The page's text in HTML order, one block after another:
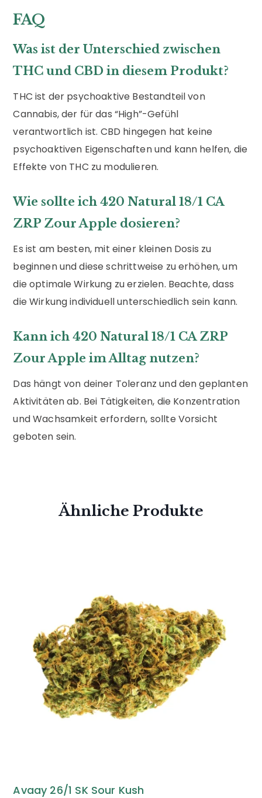
FAQ
Was ist der Unterschied zwischen
THC und CBD in diesem Produkt?
THC ist der psychoaktive Bestandteil von
Cannabis, der für das “High”-Gefühl
verantwortlich ist. CBD hingegen hat keine
psychoaktiven Eigenschaften und kann helfen, die
Effekte von THC zu modulieren.
Wie sollte ich 420 Natural 18/1 CA
ZRP Zour Apple dosieren?
Es ist am besten, mit einer kleinen Dosis zu
beginnen und diese schrittweise zu erhöhen, um
die optimale Wirkung zu erzielen. Beachte, dass
die Wirkung individuell unterschiedlich sein kann.
Kann ich 420 Natural 18/1 CA ZRP
Zour Apple im Alltag nutzen?
Das hängt von deiner Toleranz und den geplanten
Aktivitäten ab. Bei Tätigkeiten, die Konzentration
und Wachsamkeit erfordern, sollte Vorsicht
geboten sein.
Ähnliche Produkte
Avaay 26/1 SK Sour Kush